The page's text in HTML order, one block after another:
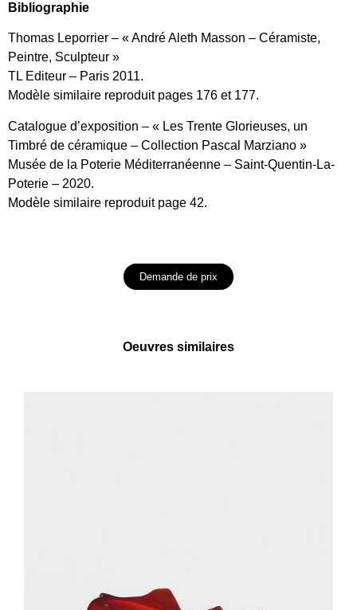
Bibliographie
Thomas Leporrier – « André Aleth Masson – Céramiste,
Peintre, Sculpteur »
TL Editeur – Paris 2011.
Modèle similaire reproduit pages 176 et 177.
Catalogue d’exposition – « Les Trente Glorieuses, un
Timbré de céramique – Collection Pascal Marziano »
Musée de la Poterie Méditerranéenne – Saint-Quentin-La-
Poterie – 2020.
Modèle similaire reproduit page 42.
Demande de prix
Oeuvres similaires